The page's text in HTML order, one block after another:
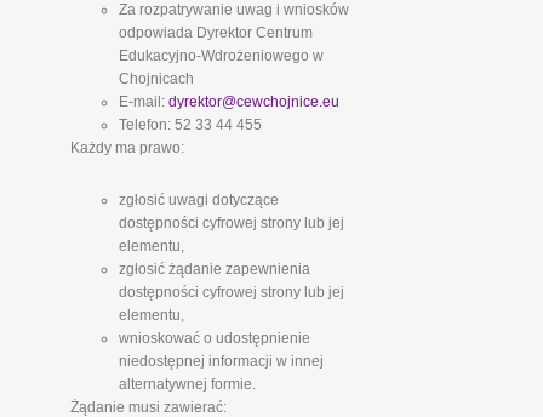
Za rozpatrywanie uwag i wniosków
odpowiada Dyrektor Centrum
Edukacyjno-Wdrożeniowego w
Chojnicach
E-mail: dyrektor@cewchojnice.eu
Telefon: 52 33 44 455
Każdy ma prawo:
zgłosić uwagi dotyczące
dostępności cyfrowej strony lub jej
elementu,
zgłosić żądanie zapewnienia
dostępności cyfrowej strony lub jej
elementu,
wnioskować o udostępnienie
niedostępnej informacji w innej
alternatywnej formie.
Żądanie musi zawierać: